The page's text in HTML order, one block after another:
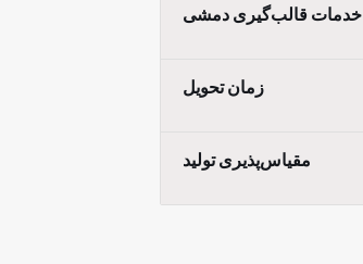
خدمات قالب‌گیری دمشی
زمان تحویل
مقیاس‌پذیری تولید